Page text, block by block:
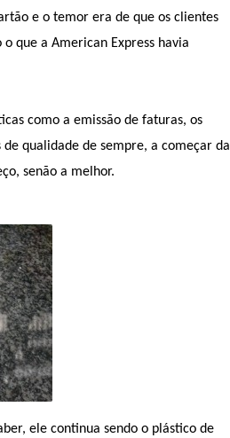
e o temor era de que os clientes
que a American Express havia
como a emissão de faturas, os
qualidade de sempre, a começar da
senão a melhor.
ele continua sendo o plástico de